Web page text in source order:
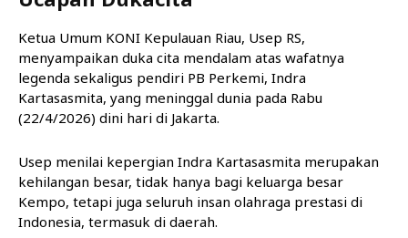
Ketua Umum KONI Kepulauan Riau, Usep RS,
menyampaikan duka cita mendalam atas wafatnya
legenda sekaligus pendiri PB Perkemi, Indra
Kartasasmita, yang meninggal dunia pada Rabu
(22/4/2026) dini hari di Jakarta.
Usep menilai kepergian Indra Kartasasmita merupakan
kehilangan besar, tidak hanya bagi keluarga besar
Kempo, tetapi juga seluruh insan olahraga prestasi di
Indonesia, termasuk di daerah.